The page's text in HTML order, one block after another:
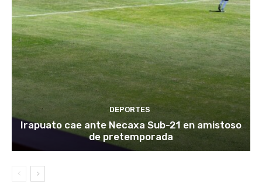
DEPORTES
Irapuato cae ante Necaxa Sub-21 en amistoso
de pretemporada